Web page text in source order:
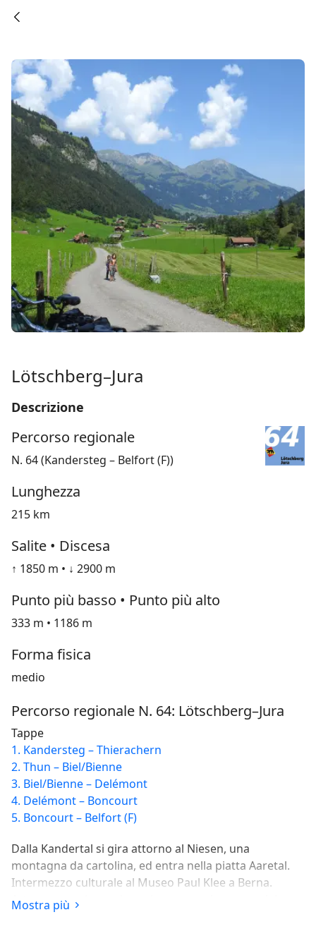
Lötschberg–Jura
Descrizione
Percorso regionale
N. 64 (Kandersteg – Belfort (F))
Lunghezza
215 km
Salite • Discesa
↑ 1850 m • ↓ 2900 m
Punto più basso • Punto più alto
333 m • 1186 m
Forma fisica
medio
Percorso regionale N. 64: Lötschberg–Jura
Tappe
1. Kandersteg – Thierachern
2. Thun – Biel/Bienne
3. Biel/Bienne – Delémont
4. Delémont – Boncourt
5. Boncourt – Belfort (F)
Dalla Kandertal si gira attorno al Niesen, una
montagna da cartolina, ed entra nella piatta Aaretal.
Intermezzo culturale al Museo Paul Klee a Berna.
Attraverso gole rocciose si superano le catene del
Giura fino al confine franco-svizzero a Boncourt. La
Mostra più